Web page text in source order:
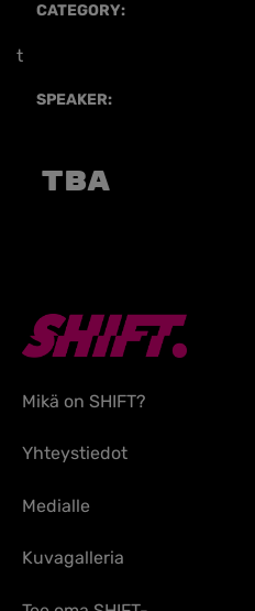
CATEGORY:
t
SPEAKER:
TBA
Mikä on SHIFT?
Yhteystiedot
Medialle
Kuvagalleria